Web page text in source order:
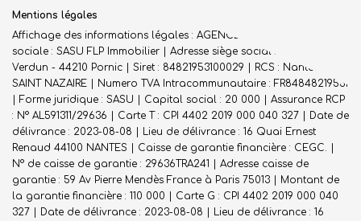
Mentions légales
Affichage des informations légales : AGENCE DES FLOTS | Raison
sociale : SASU FLP Immobilier | Adresse siège social : 1 rue de
Verdun - 44210 Pornic | Siret : 84821953100029 | RCS : Nantes -
SAINT NAZAIRE | Numero TVA Intracommunautaire : FR84848219531
| Forme juridique : SASU | Capital social : 20 000 | Assurance RCP
: N° AL591311/29636 | Carte T : CPI 4402 2019 000 040 327 | Date de
délivrance : 2023-08-08 | Lieu de délivrance : 16 Quai Ernest
Renaud 44100 NANTES | Caisse de garantie financière : CEGC. |
N° de caisse de garantie : 29636TRA241 | Adresse caisse de
garantie : 59 Av Pierre Mendès France à Paris 75013 | Montant de
la garantie financière : 110 000 | Carte G : CPI 4402 2019 000 040
327 | Date de délivrance : 2023-08-08 | Lieu de délivrance : 16